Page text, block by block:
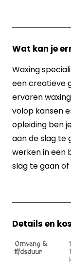
Wat kan je
Waxing
een creatieve
ervaren
volop kansen
opleiding ben
aan de slag te
werken in een
slag te gaan
Details en
Omvang &
tijdsduur